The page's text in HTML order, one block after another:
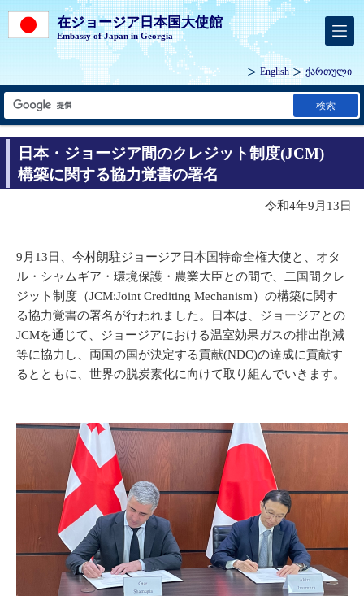
在ジョージア日本国大使館
Embassy of Japan in Georgia
English ქართული
検索
日本・ジョージア間のクレジット制度(JCM)
構築に関する協力覚書の署名
令和4年9月13日
9月13日、今村朗駐ジョージア日本国特命全権大使と、オタ
ル・シャムギア・環境保護・農業大臣との間で、二国間クレ
ジット制度（JCM:Joint Crediting Mechanism）の構築に関す
る協力覚書の署名が行われました。日本は、ジョージアとの
JCMを通じて、ジョージアにおける温室効果ガスの排出削減
等に協力し、両国の国が決定する貢献(NDC)の達成に貢献す
るとともに、世界の脱炭素化に向けて取り組んでいきます。